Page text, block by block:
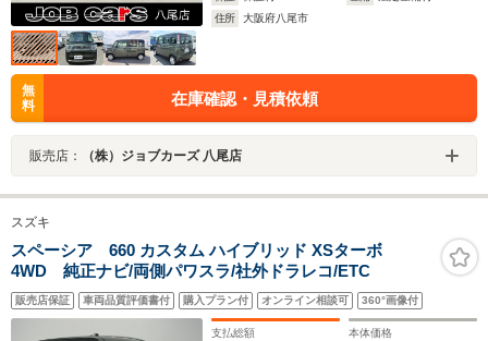
住所
大阪府八尾市
無
料
在庫確認・見積依頼
販売店： （株）ジョブカーズ 八尾店
スズキ
スペーシア 660 カスタム ハイブリッド XSターボ
4WD 純正ナビ/両側パワスラ/社外ドラレコ/ETC
販売店保証 車両品質評価書付 購入プラン付 オンライン相談可 360°画像付
支払総額 本体価格